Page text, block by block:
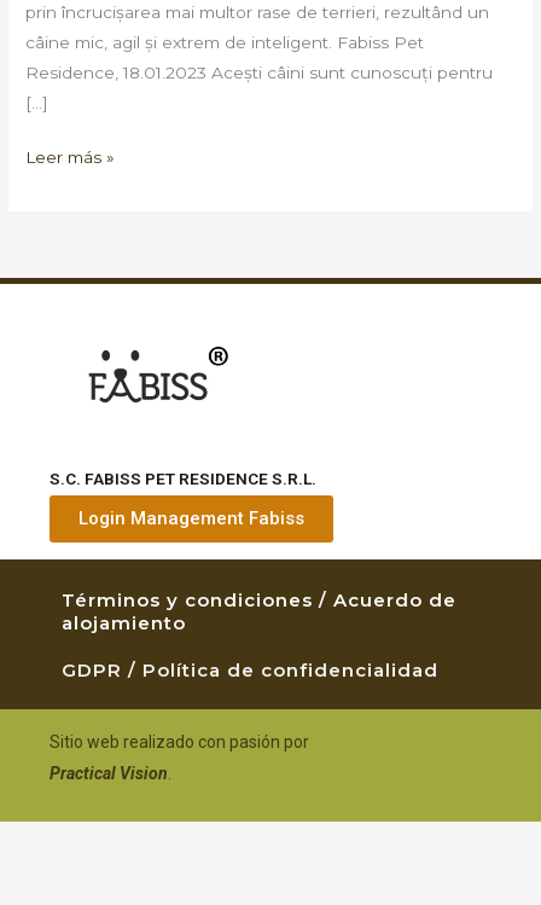
prin încrucișarea mai multor rase de terrieri, rezultând un
câine mic, agil și extrem de inteligent. Fabiss Pet
Residence, 18.01.2023 Acești câini sunt cunoscuți pentru
[…]
energic
Leer más »
S.C. FABISS PET RESIDENCE S.R.L.
Login Management Fabiss
Términos y condiciones / Acuerdo de
alojamiento
GDPR / Política de confidencialidad
Sitio web realizado con pasión por
Practical Vision